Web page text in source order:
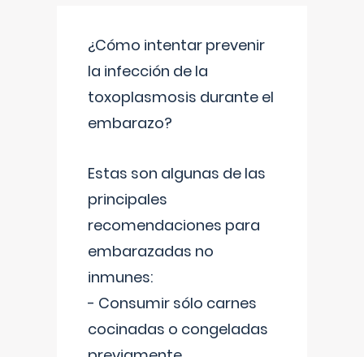
¿Cómo intentar prevenir
la infección de la
toxoplasmosis durante el
embarazo?
Estas son algunas de las
principales
recomendaciones para
embarazadas no
inmunes:
- Consumir sólo carnes
cocinadas o congeladas